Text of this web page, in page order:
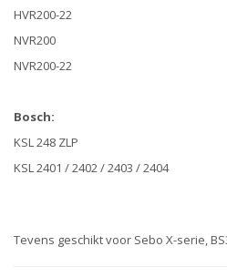
HVR200-22
NVR200
NVR200-22
Bosch:
KSL 248 ZLP
KSL 2401 / 2402 / 2403 / 2404
Tevens geschikt voor Sebo X-serie,